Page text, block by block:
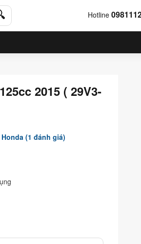
Hotline
2015 ( 29V3-
Honda (1 đánh giá)